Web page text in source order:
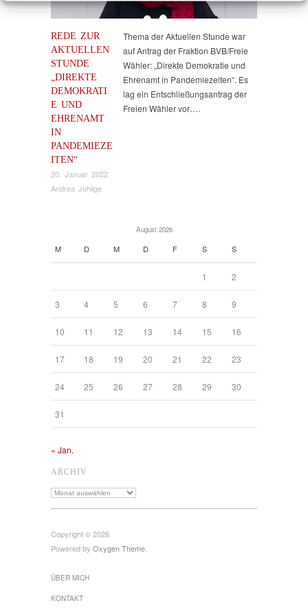
REDE ZUR
AKTUELLEN
STUNDE
„DIREKTE
DEMOKRATI
E UND
EHRENAMT
IN
PANDEMIEZE
ITEN“
20. Januar 2022
Andrea Johlige
Thema der Aktuellen Stunde war
auf Antrag der Fraktion BVB/Freie
Wähler: „Direkte Demokratie und
Ehrenamt in Pandemiezeiten“. Es
lag ein Entschließungsantrag der
Freien Wähler vor….
August 2026
M D M D F S S
1 2
3 4 5 6 7 8 9
10 11 12 13 14 15 16
17 18 19 20 21 22 23
24 25 26 27 28 29 30
31
« Jan.
ARCHIV
Archiv
Copyright © 2026
Powered by Oxygen Theme.
ÜBER MICH
KONTAKT